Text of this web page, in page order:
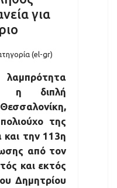
για
(el-gr)
η διπλή
της
και την 113η
από τον
και εκτός
Δημητρίου